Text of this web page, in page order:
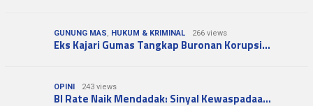
GUNUNG MAS, HUKUM & KRIMINAL 266 views
Eks Kajari Gumas Tangkap Buronan Korupsi…
OPINI 243 views
BI Rate Naik Mendadak: Sinyal Kewaspadaa…